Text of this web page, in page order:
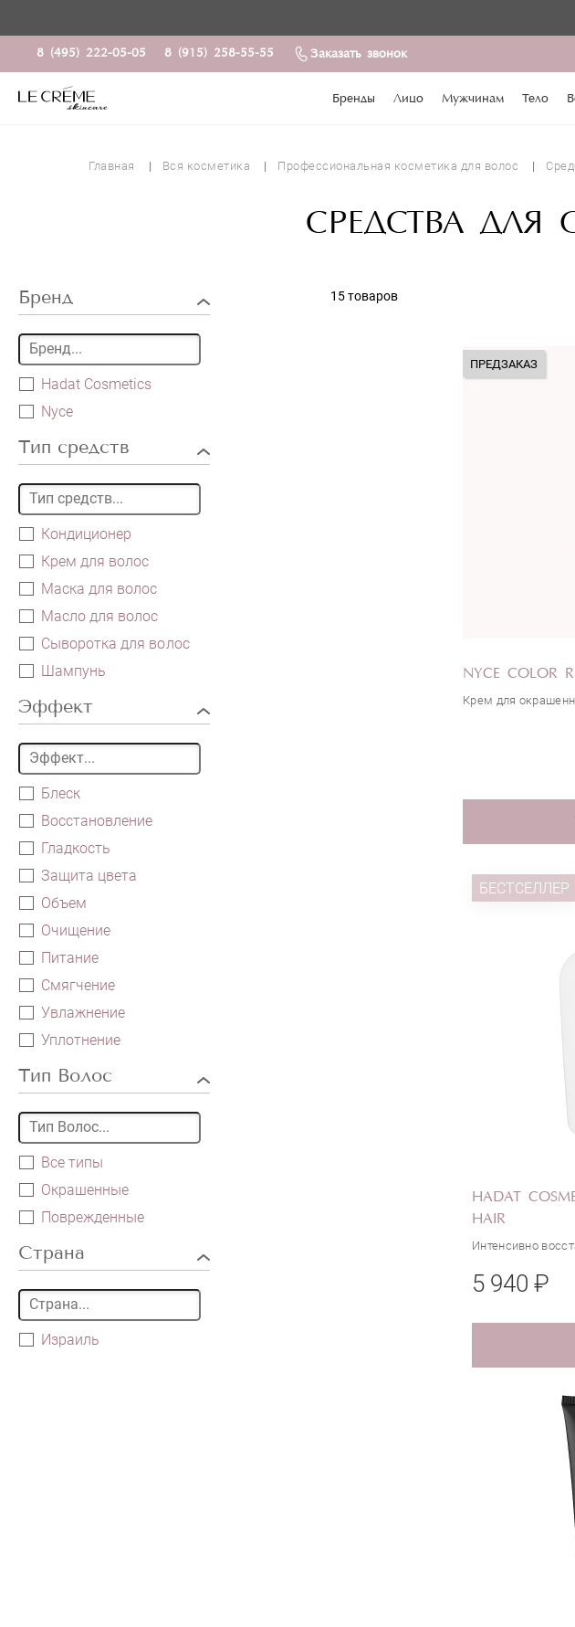
8 (495) 222-05-05 8 (915) 258-55-55 Заказать звонок
Бренды Лицо Мужчинам Тело
Главная Вся косметика Профессиональная косметика для волос
СРЕДСТВА
Бренд
Hadat Cosmetics
Nyce
Тип средств
Кондиционер
Крем для волос
Маска для волос
Масло для волос
Сыворотка для волос
Шампунь
Эффект
Блеск
Восстановление
Гладкость
Защита цвета
Объем
Очищение
Питание
Смягчение
Увлажнение
Уплотнение
Тип Волос
Все типы
Окрашенные
Поврежденные
Страна
Израиль
15 товаров
ПРЕДЗАКАЗ
NYCE COLOR
Крем для
БЕСТСЕЛЛЕР
HADAT
HAIR
Интенсивно
5 940 ₽